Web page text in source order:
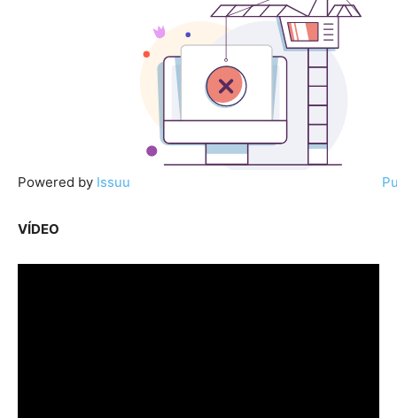
Powered by Issuu
VÍDEO